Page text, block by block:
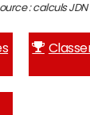
: calculs